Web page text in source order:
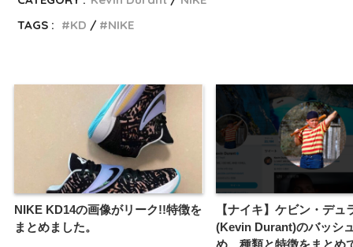
TAGS :
KD NIKE
NIKE KD14の画像がリーク!!特徴を
まとめました。
【ナイキ】ケビン・デュ
(Kevin Durant)のバッシ